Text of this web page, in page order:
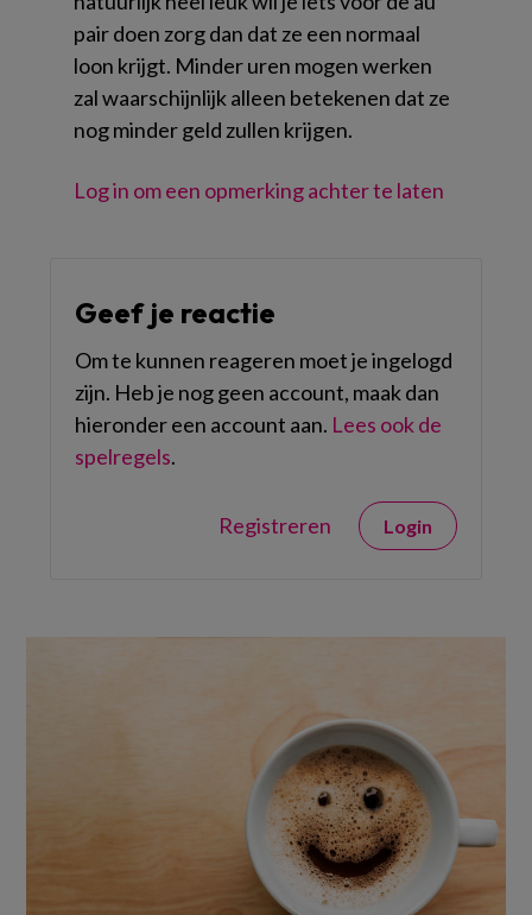
pair doen zorg dan dat ze een normaal
loon krijgt. Minder uren mogen werken
zal waarschijnlijk alleen betekenen dat ze
nog minder geld zullen krijgen.
Log in om een opmerking achter te laten
Geef je reactie
Om te kunnen reageren moet je ingelogd
zijn. Heb je nog geen account, maak dan
hieronder een account aan. Lees ook de
spelregels.
Registreren Login